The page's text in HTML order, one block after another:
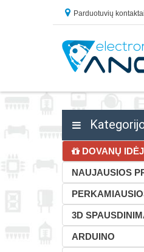
Parduotuvių kontaktai
DOVANŲ
NAUJAUSIOS
3D
ARDUINO